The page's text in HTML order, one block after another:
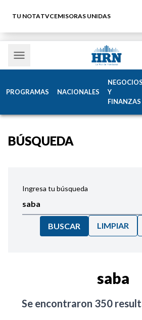
TU NOTATVCEMISORAS UNIDAS
PROGRAMAS NACIONALES
NEGOCIOS
Y
FINANZAS
BÚSQUEDA
Ingresa tu búsqueda
BUSCAR LIMPIAR
saba
Se encontraron 350